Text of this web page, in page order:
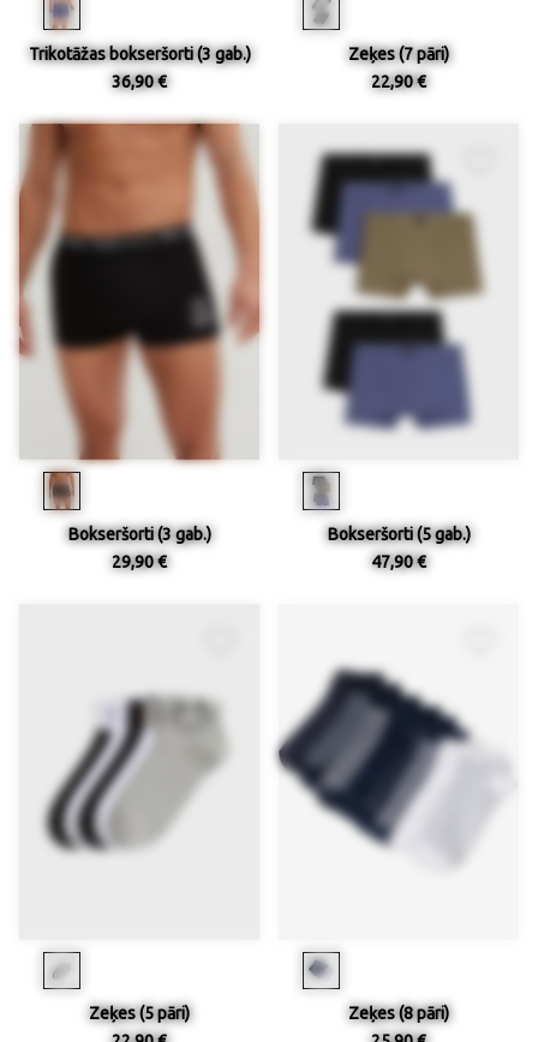
Trikotāžas bokseršorti (3 gab.)
36,90 €
Zeķes (7 pāri)
22,90 €
Bokseršorti (3 gab.)
29,90 €
Bokseršorti (5 gab.)
47,90 €
Zeķes (5 pāri)
Zeķes (8 pāri)